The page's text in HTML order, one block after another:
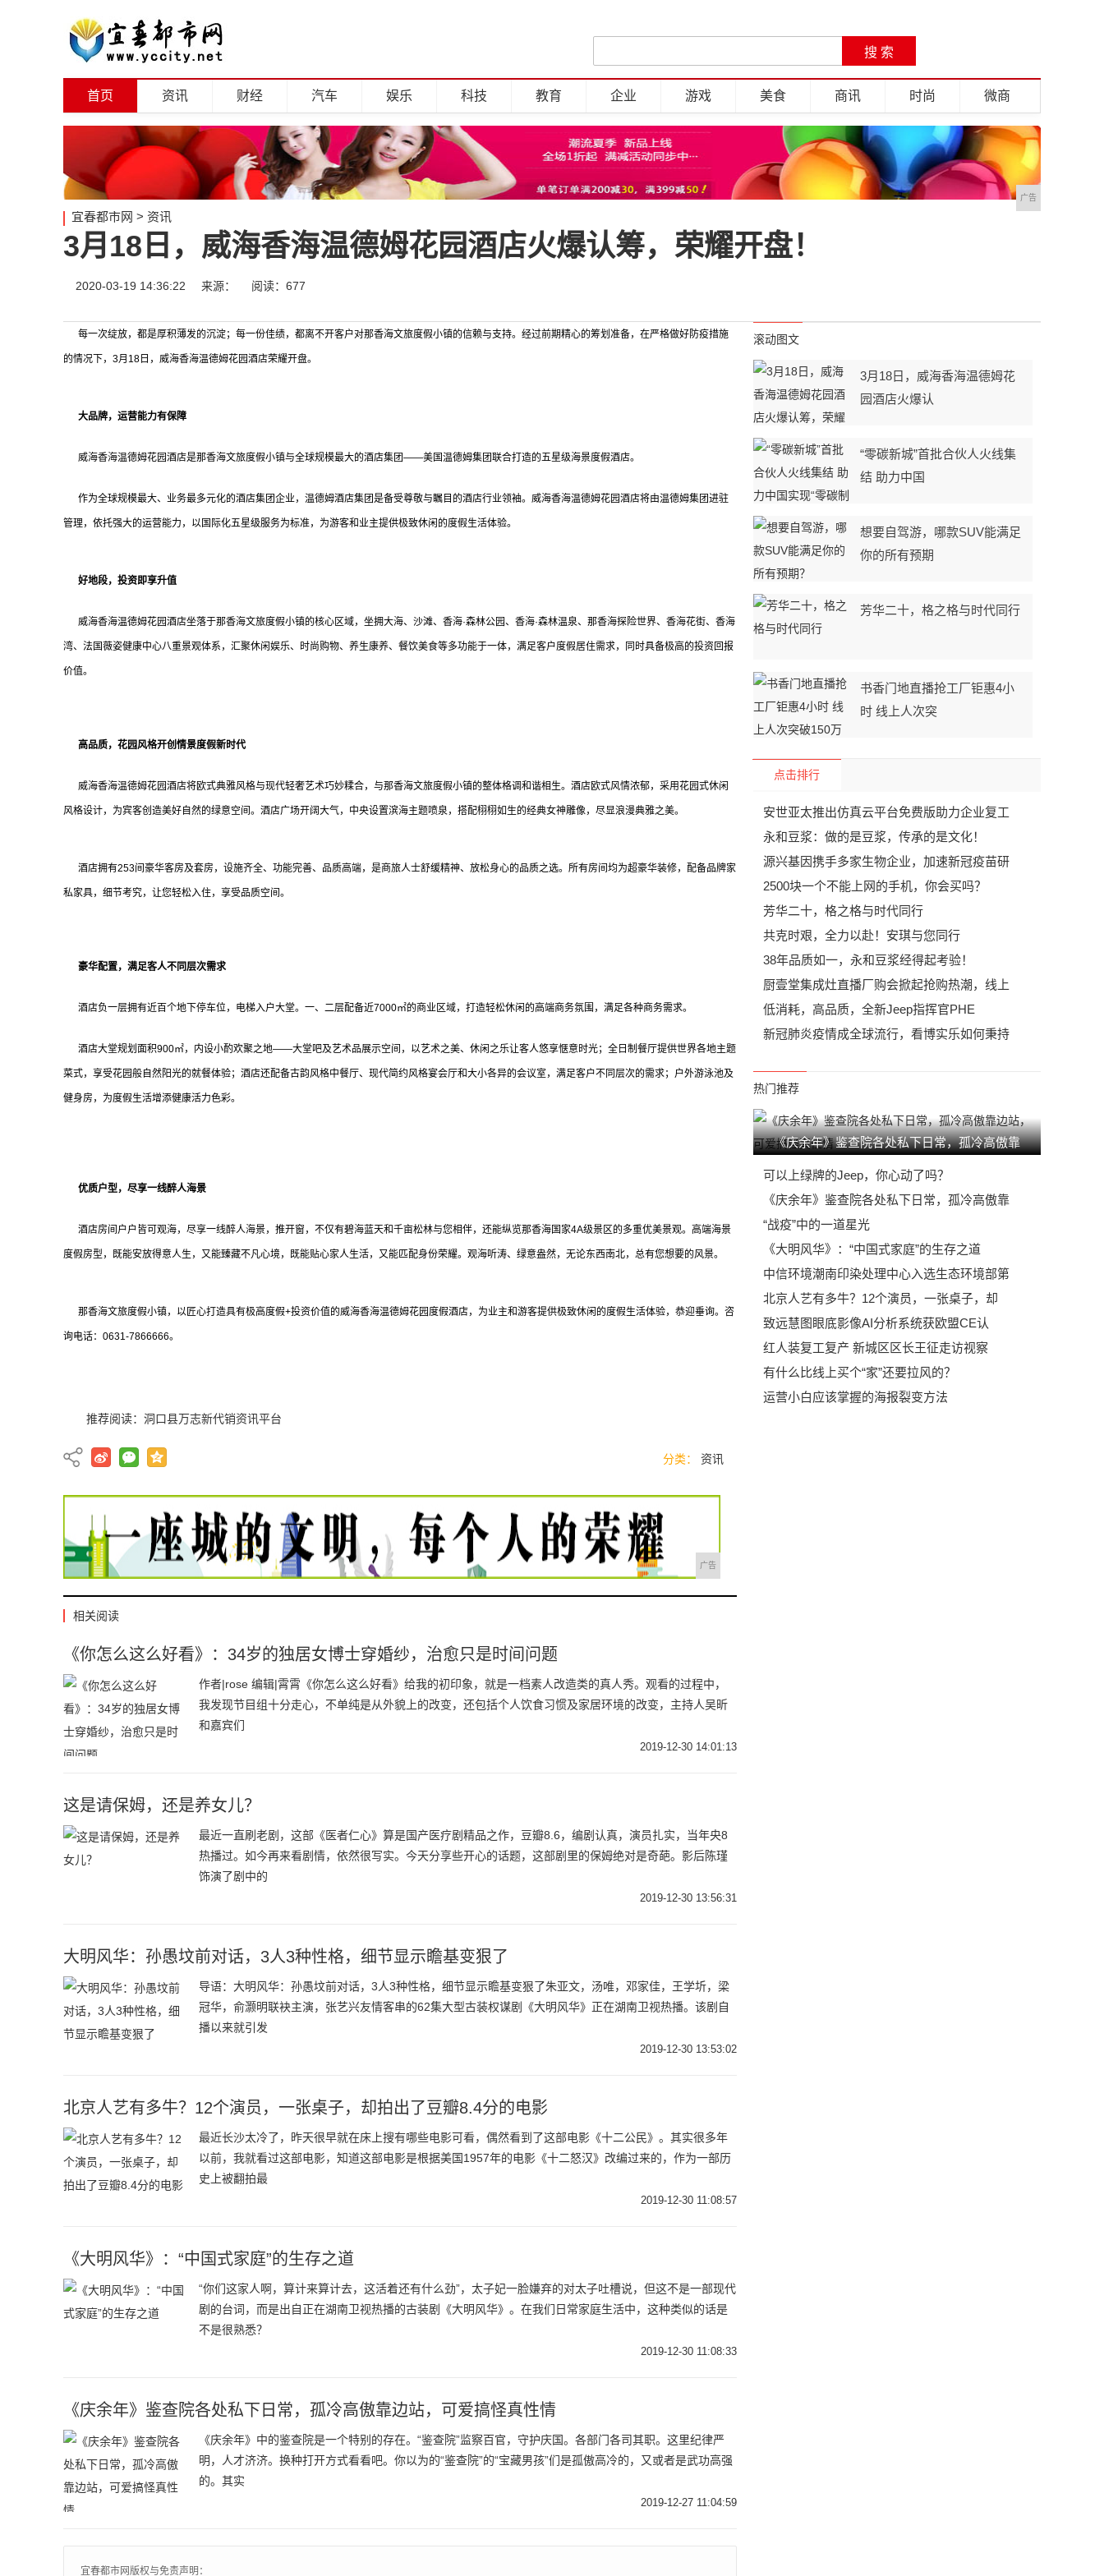
首页 资讯 财经 汽车 娱乐 科技 教育 企业 游戏 美食 商讯 时尚 微商
广告
宜春都市网 > 资讯
3月18日，威海香海温德姆花园酒店火爆认筹，荣耀开盘！
2020-03-19 14:36:22 来源： 阅读：677
每一次绽放，都是厚积薄发的沉淀；每一份佳绩，都离不开客户对那香海文旅度假小镇的信赖与支持。经过前期精心的筹划准备，在严格做好防疫措施
的情况下，3月18日，威海香海温德姆花园酒店荣耀开盘。
大品牌，运营能力有保障
威海香海温德姆花园酒店是那香海文旅度假小镇与全球规模最大的酒店集团——美国温德姆集团联合打造的五星级海景度假酒店。
作为全球规模最大、业务最多元化的酒店集团企业，温德姆酒店集团是备受尊敬与瞩目的酒店行业领袖。威海香海温德姆花园酒店将由温德姆集团进驻
管理，依托强大的运营能力，以国际化五星级服务为标准，为游客和业主提供极致休闲的度假生活体验。
好地段，投资即享升值
威海香海温德姆花园酒店坐落于那香海文旅度假小镇的核心区域，坐拥大海、沙滩、香海·森林公园、香海·森林温泉、那香海探险世界、香海花街、香海
湾、法国薇姿健康中心八重景观体系，汇聚休闲娱乐、时尚购物、养生康养、餐饮美食等多功能于一体，满足客户度假居住需求，同时具备极高的投资回报
价值。
高品质，花园风格开创情景度假新时代
威海香海温德姆花园酒店将欧式典雅风格与现代轻奢艺术巧妙糅合，与那香海文旅度假小镇的整体格调和谐相生。酒店欧式风情浓郁，采用花园式休闲
风格设计，为宾客创造美好自然的绿意空间。酒店广场开阔大气，中央设置滨海主题喷泉，搭配栩栩如生的经典女神雕像，尽显浪漫典雅之美。
酒店拥有253间豪华客房及套房，设施齐全、功能完善、品质高端，是商旅人士舒缓精神、放松身心的品质之选。所有房间均为超豪华装修，配备品牌家
私家具，细节考究，让您轻松入住，享受品质空间。
豪华配置，满足客人不同层次需求
酒店负一层拥有近百个地下停车位，电梯入户大堂。一、二层配备近7000㎡的商业区域，打造轻松休闲的高端商务氛围，满足各种商务需求。
酒店大堂规划面积900㎡，内设小酌欢聚之地——大堂吧及艺术品展示空间，以艺术之美、休闲之乐让客人悠享惬意时光；全日制餐厅提供世界各地主题
菜式，享受花园般自然阳光的就餐体验；酒店还配备古韵风格中餐厅、现代简约风格宴会厅和大小各异的会议室，满足客户不同层次的需求；户外游泳池及
健身房，为度假生活增添健康活力色彩。
优质户型，尽享一线醉人海景
酒店房间户户皆可观海，尽享一线醉人海景，推开窗，不仅有碧海蓝天和千亩松林与您相伴，还能纵览那香海国家4A级景区的多重优美景观。高端海景
度假房型，既能安放得意人生，又能臻藏不凡心境，既能贴心家人生活，又能匹配身份荣耀。观海听涛、绿意盎然，无论东西南北，总有您想要的风景。
那香海文旅度假小镇，以匠心打造具有极高度假+投资价值的威海香海温德姆花园度假酒店，为业主和游客提供极致休闲的度假生活体验，恭迎垂询。咨
询电话：0631-7866666。
推荐阅读： 洞口县万志新代销资讯平台
分类： 资讯
广告
相关阅读
《你怎么这么好看》：34岁的独居女博士穿婚纱，治愈只是时间问题
作者|rose 编辑|霄霄《你怎么这么好看》给我的初印象，就是一档素人改造类的真人秀。观看的过程中，
我发现节目组十分走心，不单纯是从外貌上的改变，还包括个人饮食习惯及家居环境的改变，主持人吴昕
和嘉宾们
2019-12-30 14:01:13
这是请保姆，还是养女儿？
最近一直刷老剧，这部《医者仁心》算是国产医疗剧精品之作，豆瓣8.6，编剧认真，演员扎实，当年央8
热播过。如今再来看剧情，依然很写实。今天分享些开心的话题，这部剧里的保姆绝对是奇葩。影后陈瑾
饰演了剧中的
2019-12-30 13:56:31
大明风华：孙愚坟前对话，3人3种性格，细节显示瞻基变狠了
导语：大明风华：孙愚坟前对话，3人3种性格，细节显示瞻基变狠了朱亚文，汤唯，邓家佳，王学圻，梁
冠华，俞灏明联袂主演，张艺兴友情客串的62集大型古装权谋剧《大明风华》正在湖南卫视热播。该剧自
播以来就引发
2019-12-30 13:53:02
北京人艺有多牛？12个演员，一张桌子，却拍出了豆瓣8.4分的电影
最近长沙太冷了，昨天很早就在床上搜有哪些电影可看，偶然看到了这部电影《十二公民》。其实很多年
以前，我就看过这部电影，知道这部电影是根据美国1957年的电影《十二怒汉》改编过来的，作为一部历
史上被翻拍最
2019-12-30 11:08:57
《大明风华》：“中国式家庭”的生存之道
“你们这家人啊，算计来算计去，这活着还有什么劲”，太子妃一脸嫌弃的对太子吐槽说，但这不是一部现代
剧的台词，而是出自正在湖南卫视热播的古装剧《大明风华》。在我们日常家庭生活中，这种类似的话是
不是很熟悉？
2019-12-30 11:08:33
《庆余年》鉴查院各处私下日常，孤冷高傲靠边站，可爱搞怪真性情
《庆余年》中的鉴查院是一个特别的存在。“鉴查院”监察百官，守护庆国。各部门各司其职。这里纪律严
明，人才济济。换种打开方式看看吧。你以为的“鉴查院”的“宝藏男孩”们是孤傲高冷的，又或者是武功高强
的。其实
2019-12-27 11:04:59
宜春都市网版权与免责声明：
滚动图文
3月18日，威海香海温德姆花
园酒店火爆认
“零碳新城”首批合伙人火线集
结 助力中国
想要自驾游，哪款SUV能满足
你的所有预期
芳华二十，格之格与时代同行
书香门地直播抢工厂钜惠4小
时 线上人次突
点击排行
安世亚太推出仿真云平台免费版助力企业复工
永和豆浆：做的是豆浆，传承的是文化！
源兴基因携手多家生物企业，加速新冠疫苗研
2500块一个不能上网的手机，你会买吗？
芳华二十，格之格与时代同行
共克时艰，全力以赴！安琪与您同行
38年品质如一，永和豆浆经得起考验！
厨壹堂集成灶直播厂购会掀起抢购热潮，线上
低消耗，高品质，全新Jeep指挥官PHE
新冠肺炎疫情成全球流行，看博实乐如何秉持
热门推荐
《庆余年》鉴查院各处私下日常，孤冷高傲靠
可以上绿牌的Jeep，你心动了吗？
《庆余年》鉴查院各处私下日常，孤冷高傲靠
“战疫”中的一道星光
《大明风华》：“中国式家庭”的生存之道
中信环境潮南印染处理中心入选生态环境部第
北京人艺有多牛？12个演员，一张桌子，却
致远慧图眼底影像AI分析系统获欧盟CE认
红人装复工复产 新城区区长王征走访视察
有什么比线上买个“家”还要拉风的？
运营小白应该掌握的海报裂变方法